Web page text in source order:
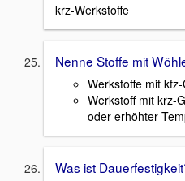
krz-Werkstoffe
Nenne Stoffe mit
Werkstoffe mit
Werkstoff mit krz-
oder erhöhter
Was ist